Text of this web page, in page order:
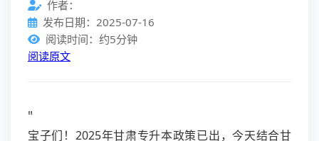
作者：
发布日期：2025-07-16
阅读时间：约5分钟
阅读原文
"
宝子们！2025年甘肃专升本政策已出，今天结合甘